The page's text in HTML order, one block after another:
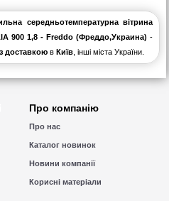
середньотемпературна вітрина
900 1,8 - Freddo (Фреддо,Украина)-
з доставкою вКиїв , інші міста України.
Про компанію
Про нас
Каталог новинок
Новини компанії
Корисні матеріали